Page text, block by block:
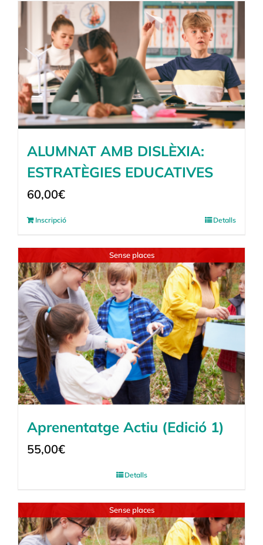
ALUMNAT AMB DISLÈXIA:
ESTRATÈGIES EDUCATIVES
60,00€
Inscripció Detalls
Sense places
Aprenentatge Actiu (Edició 1)
55,00€
Detalls
Sense places